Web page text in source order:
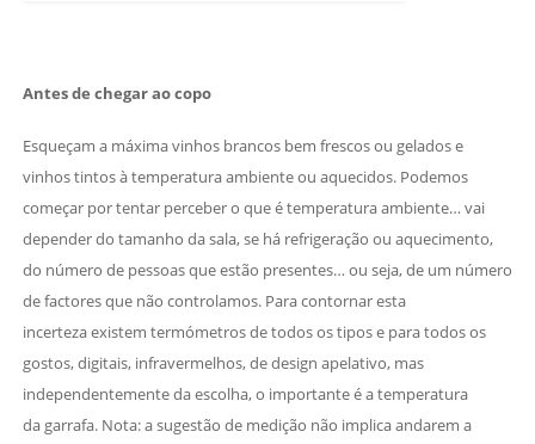
Antes de chegar ao copo
Esqueçam a máxima vinhos brancos bem frescos ou gelados e
vinhos tintos à temperatura ambiente ou aquecidos. Podemos
começar por tentar perceber o que é temperatura ambiente… vai
depender do tamanho da sala, se há refrigeração ou aquecimento,
do número de pessoas que estão presentes… ou seja, de um número
de factores que não controlamos. Para contornar esta
incerteza existem termómetros de todos os tipos e para todos os
gostos, digitais, infravermelhos, de design apelativo, mas
independentemente da escolha, o importante é a temperatura
da garrafa. Nota: a sugestão de medição não implica andarem a